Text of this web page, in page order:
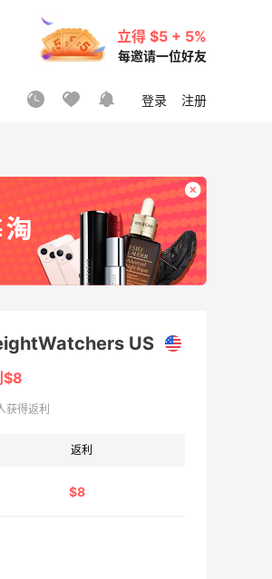
立得 $5 + 5%
每邀请一位好友
登录 注册
US
$8
获得返利
返利
$8